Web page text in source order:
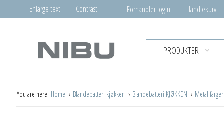
Enlarge text Contrast Forhandler login Handlekurv
PRODUKTER
You are here: Home Blandebatteri kjøkken Blandebatteri KJØKKEN Metallfarger